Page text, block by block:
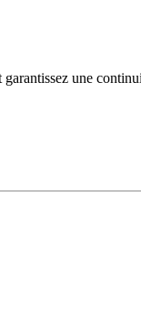
une